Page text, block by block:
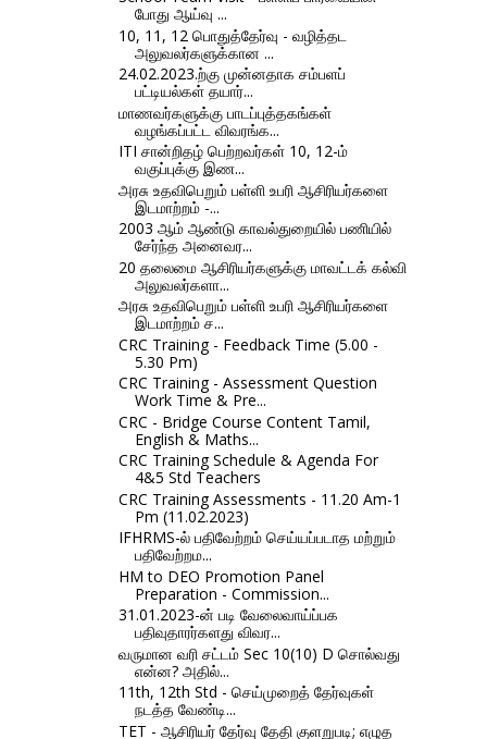
போது ஆய்வு ...
10, 11, 12 பொதுத்தேர்வு - வழித்தட
அலுவலர்களுக்கான ...
24.02.2023.ற்கு முன்னதாக சம்பளப்
பட்டியல்கள் தயார்...
மாணவர்களுக்கு பாடப்புத்தகங்கள்
வழங்கப்பட்ட விவரங்க...
ITI சான்றிதழ் பெற்றவர்கள் 10, 12-ம்
வகுப்புக்கு இண...
அரசு உதவிபெறும் பள்ளி உபரி ஆசிரியர்களை
இடமாற்றம் -...
2003 ஆம் ஆண்டு காவல்துறையில் பணியில்
சேர்ந்த அனைவர...
20 தலைமை ஆசிரியர்களுக்கு மாவட்டக் கல்வி
அலுவலர்களா...
அரசு உதவிபெறும் பள்ளி உபரி ஆசிரியர்களை
இடமாற்றம் ச...
CRC Training - Feedback Time (5.00 -
5.30 Pm)
CRC Training - Assessment Question
Work Time & Pre...
CRC - Bridge Course Content Tamil,
English & Maths...
CRC Training Schedule & Agenda For
4&5 Std Teachers
CRC Training Assessments - 11.20 Am-1
Pm (11.02.2023)
IFHRMS-ல் பதிவேற்றம் செய்யப்படாத மற்றும்
பதிவேற்றம...
HM to DEO Promotion Panel
Preparation - Commission...
31.01.2023-ன் படி வேலைவாய்ப்பக
பதிவுதாரர்களது விவர...
வருமான வரி சட்டம் Sec 10(10) D சொல்வது
என்ன? அதில்...
11th, 12th Std - செய்முறைத் தேர்வுகள்
நடத்த வேண்டி...
TET - ஆசிரியர் தேர்வு தேதி குளறுபடி; எழுத